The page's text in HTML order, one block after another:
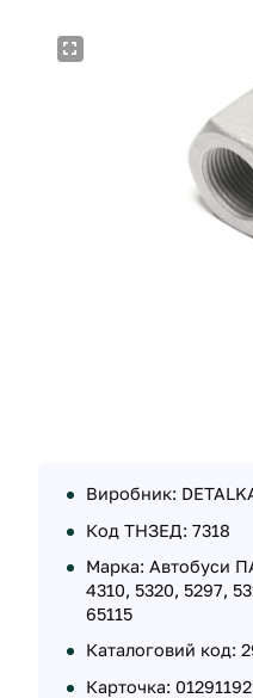
Виробник:
Код ТНЗЕД: 7318
Марка: Автобуси
4310, 5320, 5297,
65115
Каталоговий код:
Карточка: